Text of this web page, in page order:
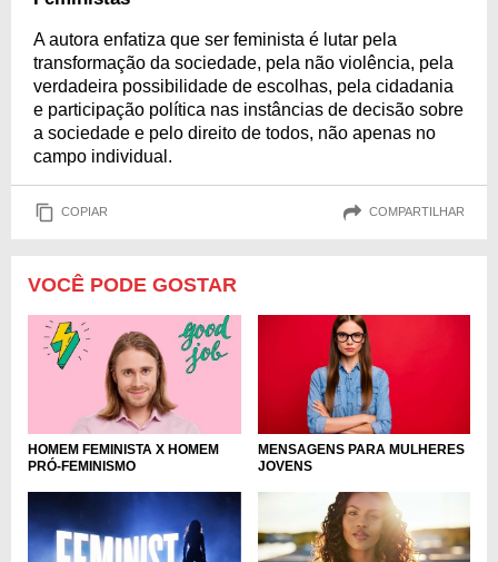
A autora enfatiza que ser feminista é lutar pela
transformação da sociedade, pela não violência, pela
verdadeira possibilidade de escolhas, pela cidadania
e participação política nas instâncias de decisão sobre
a sociedade e pelo direito de todos, não apenas no
campo individual.
COPIAR COMPARTILHAR
VOCÊ PODE GOSTAR
HOMEM FEMINISTA X HOMEM
PRÓ-FEMINISMO
MENSAGENS PARA MULHERES
JOVENS